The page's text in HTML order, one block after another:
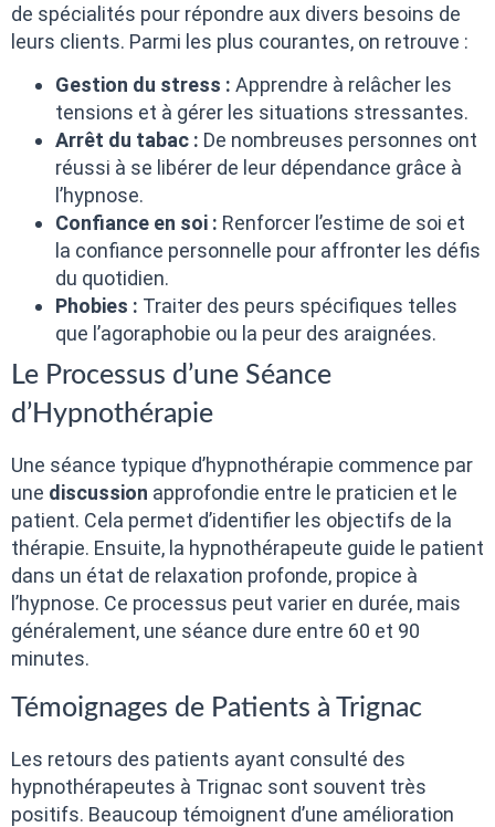
de spécialités pour répondre aux divers besoins de
leurs clients. Parmi les plus courantes, on retrouve :
Gestion du stress : Apprendre à relâcher les
tensions et à gérer les situations stressantes.
Arrêt du tabac : De nombreuses personnes ont
réussi à se libérer de leur dépendance grâce à
l’hypnose.
Confiance en soi : Renforcer l’estime de soi et
la confiance personnelle pour affronter les défis
du quotidien.
Phobies : Traiter des peurs spécifiques telles
que l’agoraphobie ou la peur des araignées.
Le Processus d’une Séance
d’Hypnothérapie
Une séance typique d’hypnothérapie commence par
une discussion approfondie entre le praticien et le
patient. Cela permet d’identifier les objectifs de la
thérapie. Ensuite, la hypnothérapeute guide le patient
dans un état de relaxation profonde, propice à
l’hypnose. Ce processus peut varier en durée, mais
généralement, une séance dure entre 60 et 90
minutes.
Témoignages de Patients à Trignac
Les retours des patients ayant consulté des
hypnothérapeutes à Trignac sont souvent très
positifs. Beaucoup témoignent d’une amélioration